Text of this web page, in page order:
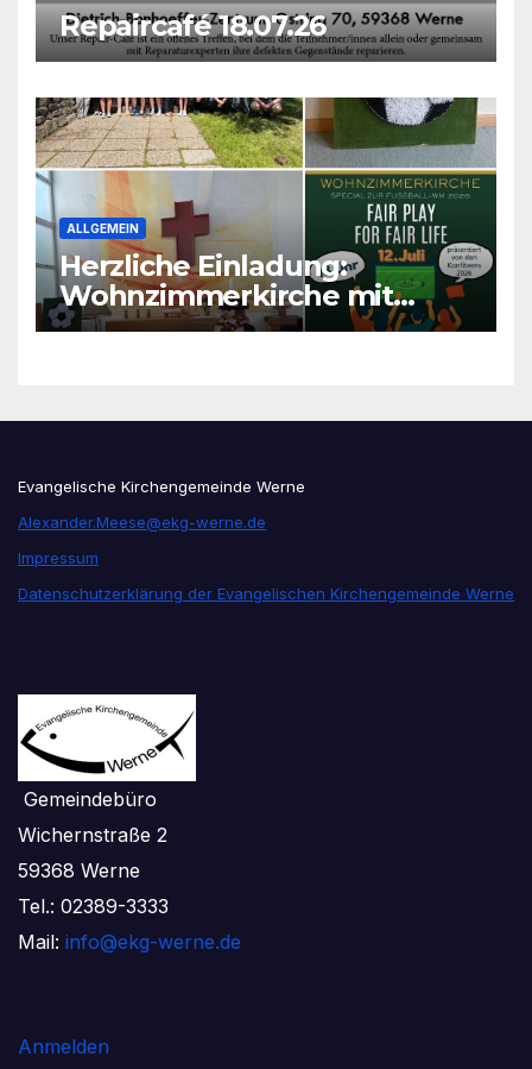
Repaircafé 18.07.26
ALLGEMEIN
Herzliche Einladung:
Wohnzimmerkirche mit
unseren Konfis
Evangelische Kirchengemeinde Werne
Alexander.Meese@ekg-werne.de
Impressum
Datenschutzerklärung der Evangelischen Kirchengemeinde Werne
Gemeindebüro
Wichernstraße 2
59368 Werne
Tel.: 02389-3333
Mail: info@ekg-werne.de
Anmelden